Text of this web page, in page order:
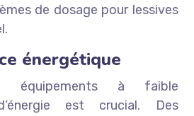
de dosage pour lessives
énergétique
à faible
est crucial. Des